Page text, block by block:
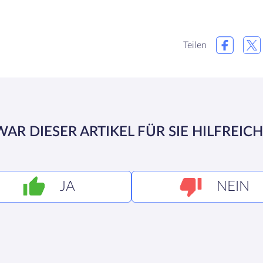
Teilen
DIESER ARTIKEL FÜR SIE
JA NEIN